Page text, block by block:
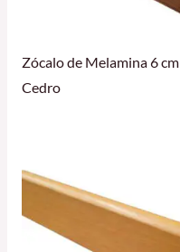
Zócalo de Melamina 6 cm
Cedro